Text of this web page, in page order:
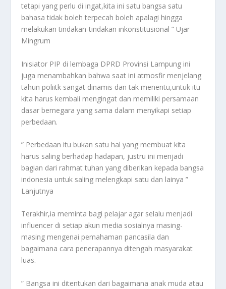
tetapi yang perlu di ingat,kita ini satu bangsa satu
bahasa tidak boleh terpecah boleh apalagi hingga
melakukan tindakan-tindakan inkonstitusional ” Ujar
Mingrum
Inisiator PIP di lembaga DPRD Provinsi Lampung ini
juga menambahkan bahwa saat ini atmosfir menjelang
tahun poliitk sangat dinamis dan tak menentu,untuk itu
kita harus kembali mengingat dan memiliki persamaan
dasar bernegara yang sama dalam menyikapi setiap
perbedaan.
” Perbedaan itu bukan satu hal yang membuat kita
harus saling berhadap hadapan, justru ini menjadi
bagian dari rahmat tuhan yang diberikan kepada bangsa
indonesia untuk saling melengkapi satu dan lainya ”
Lanjutnya
Terakhir,ia meminta bagi pelajar agar selalu menjadi
influencer di setiap akun media sosialnya masing-
masing mengenai pemahaman pancasila dan
bagaimana cara penerapannya ditengah masyarakat
luas.
” Bangsa ini ditentukan dari bagaimana anak muda atau